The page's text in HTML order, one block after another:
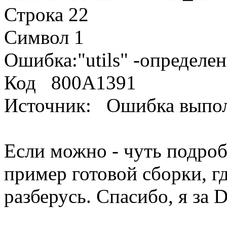
Строка 22
Символ 1
Ошибка:"utils" -
Код 800А1391
Источник: Ошибка
Если можно - чуть
пример готовой сборки,
разберусь. Спасибо, я за